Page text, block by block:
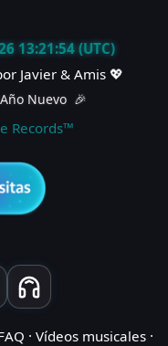
✶
13:21:54 (UTC)
Javier & Amis💖
Nuevo 🎉
Records™
· Vídeos musicales·